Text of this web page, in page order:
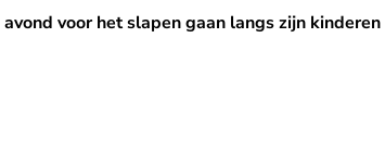
voor het slapen gaan langs zijn kinderen
elke avond voor het slapen gaan langs zijn